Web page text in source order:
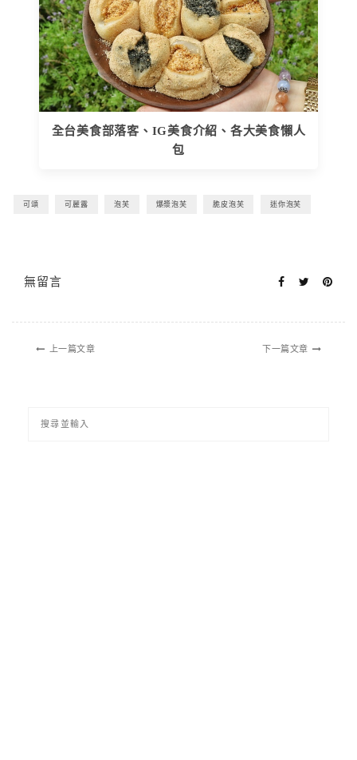
全台美食部落客、IG美食介紹、各大美食懶人
包
可頌 可麗露 泡芙 爆漿泡芙 脆皮泡芙 迷你泡芙
無留言
上一篇文章 下一篇文章